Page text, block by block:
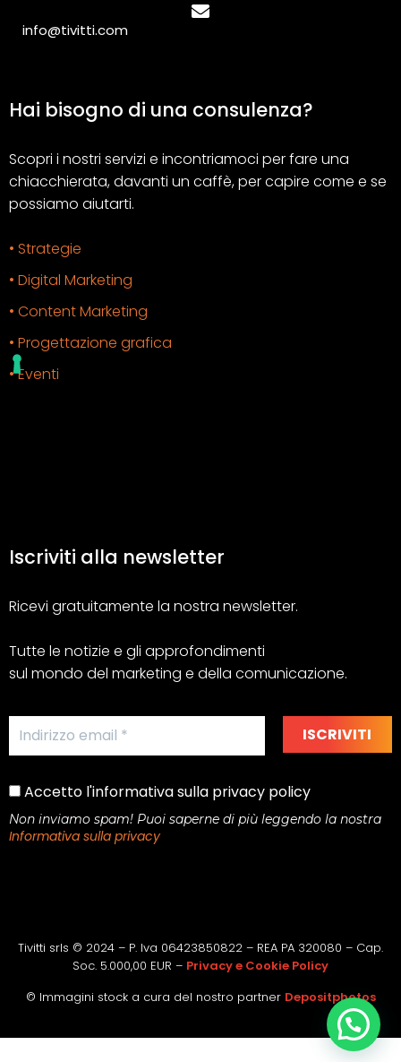
info@tivitti.com
Hai bisogno di una consulenza?
Scopri i nostri servizi e incontriamoci per fare una
chiacchierata, davanti un caffè, per capire come e se
possiamo aiutarti.
• Strategie
• Digital Marketing
• Content Marketing
• Progettazione grafica
• Eventi
Iscriviti alla newsletter
Ricevi gratuitamente la nostra newsletter.
Tutte le notizie e gli approfondimenti
sul mondo del marketing e della comunicazione.
Accetto l'informativa sulla privacy policy
Non inviamo spam! Puoi saperne di più leggendo la nostra
Informativa sulla privacy
Tivitti srls © 2024 – P. Iva 06423850822 – REA PA 320080 – Cap.
Soc. 5.000,00 EUR – Privacy e Cookie Policy
© Immagini stock a cura del nostro partner Depositphotos